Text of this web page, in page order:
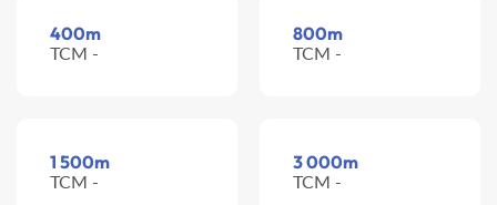
400m
TCM -
800m
TCM -
1 500m
TCM -
3 000m
TCM -